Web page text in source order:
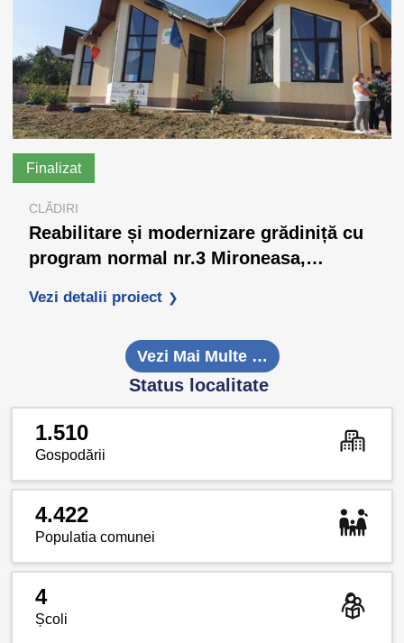
Finalizat
CLĂDIRI
Reabilitare și modernizare grădiniță cu
program normal nr.3 Mironeasa,
Vezi detalii proiect
Vezi Mai Multe …
Status localitate
1.510
Gospodării
4.422
Populatia comunei
4
Școli